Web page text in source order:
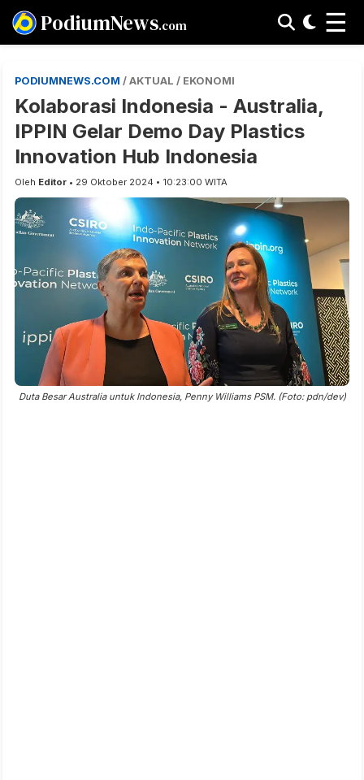
PodiumNews.com ☰
PODIUMNEWS.COM / AKTUAL / EKONOMI
Kolaborasi Indonesia - Australia,
IPPIN Gelar Demo Day Plastics
Innovation Hub Indonesia
Oleh Editor • 29 Oktober 2024 • 10:23:00 WITA
Duta Besar Australia untuk Indonesia, Penny Williams PSM. (Foto: pdn/dev)